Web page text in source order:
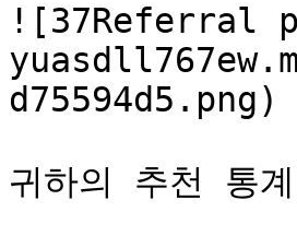
![37Referral
d75594d5.png)
귀하의 추천 통